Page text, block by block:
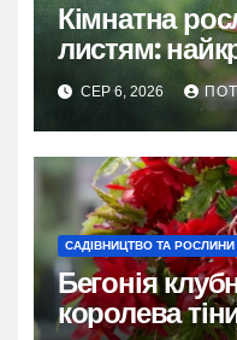
Кімнатна
листям:
секрети
СЕР 6, 2026
САДІВНИЦТВО ТА РОСЛИНИ
Бегонія
королева